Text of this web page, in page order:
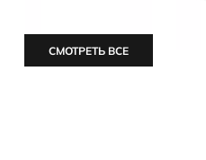
СМОТРЕТЬ ВСЕ